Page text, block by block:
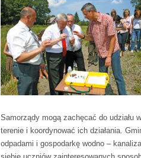
Samorządy mogą zachęcać do udziału
terenie i koordynować ich działania.
odpadami i gospodarkę wodno –